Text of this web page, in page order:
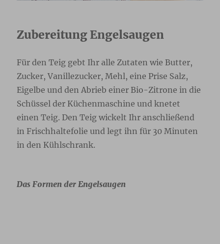
Zubereitung Engelsaugen
Für den Teig gebt Ihr alle Zutaten wie Butter,
Zucker, Vanillezucker, Mehl, eine Prise Salz,
Eigelbe und den Abrieb einer Bio-Zitrone in die
Schüssel der Küchenmaschine und knetet
einen Teig. Den Teig wickelt Ihr anschließend
in Frischhaltefolie und legt ihn für 30 Minuten
in den Kühlschrank.
Das Formen der Engelsaugen